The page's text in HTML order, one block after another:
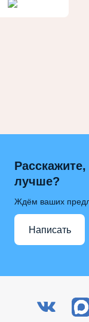
лучше?
Ждём ваших
Написать